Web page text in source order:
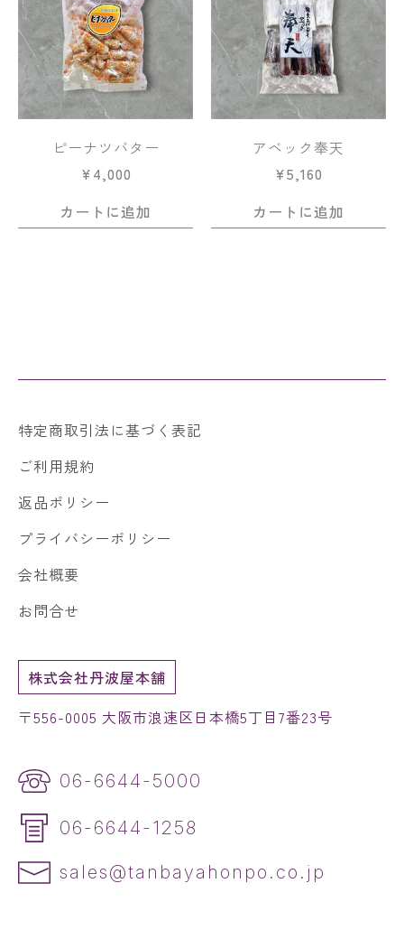
ピーナツバター
¥4,000
カートに追加
アベック奉天
¥5,160
カートに追加
特定商取引法に基づく表記
ご利用規約
返品ポリシー
プライバシーポリシー
会社概要
お問合せ
株式会社丹波屋本舗
〒556-0005 大阪市浪速区日本橋5丁目7番23号
06-6644-5000
06-6644-1258
sales@tanbayahonpo.co.jp